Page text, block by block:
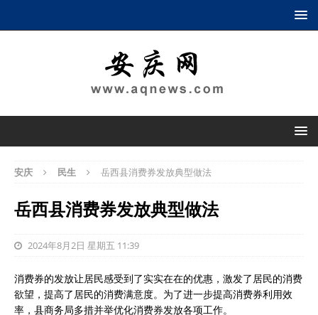
安庆 民生 岳西县消费券发放典型做法
岳西县消费券发放典型做法
2024年8月2日 星期五 11:39
消费券的发放让居民感受到了实实在在的优惠，激发了居民的消费
欲望，提高了居民的消费满意度。为了进一步提高消费券利用效
率，县商务局多措并举优化消费券发放各项工作。